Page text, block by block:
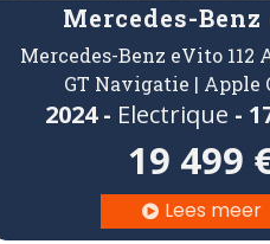
Mercedes-
Mercedes-Benz eVito 112
GT Navigatie | Apple
2024 - Electrique -
19 499
 Lees meer